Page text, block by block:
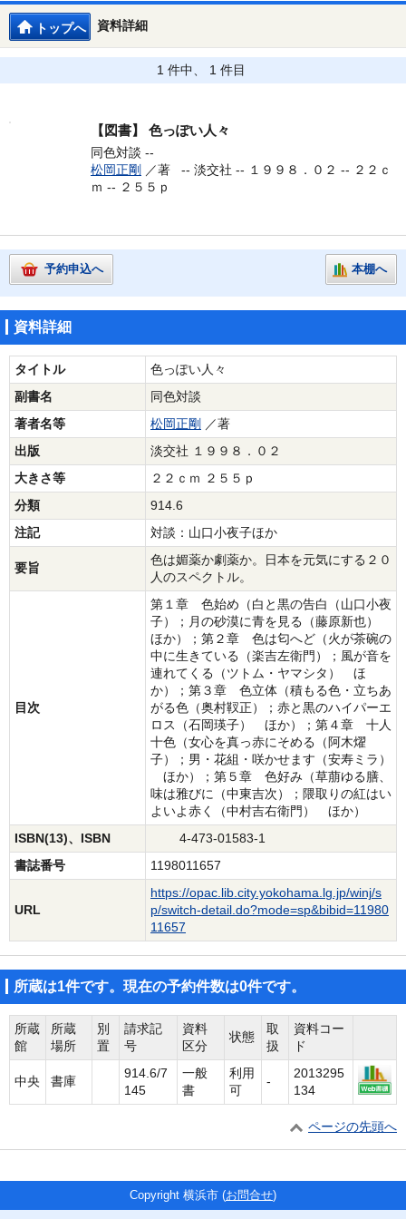
資料詳細
トップへ
1 件中、 1 件目
【図書】 色っぽい人々
同色対談 --
松岡正剛 ／著 -- 淡交社 -- １９９８．０２ -- ２２ｃ
ｍ -- ２５５ｐ
予約申込へ 本棚へ
資料詳細
タイトル
色っぽい人々
副書名
同色対談
著者名等
松岡正剛 ／著
出版
淡交社 １９９８．０２
大きさ等
２２ｃｍ ２５５ｐ
分類
914.6
注記
対談：山口小夜子ほか
要旨
色は媚薬か劇薬か。日本を元気にする２０
人のスペクトル。
目次
第１章 色始め（白と黒の告白（山口小夜
子）；月の砂漠に青を見る（藤原新也）
ほか）；第２章 色は匂へど（火が茶碗の
中に生きている（楽吉左衛門）；風が音を
連れてくる（ツトム・ヤマシタ） ほ
か）；第３章 色立体（積もる色・立ちあ
がる色（奥村靫正）；赤と黒のハイパーエ
ロス（石岡瑛子） ほか）；第４章 十人
十色（女心を真っ赤にそめる（阿木燿
子）；男・花組・咲かせます（安寿ミラ）
ほか）；第５章 色好み（草萠ゆる膳、
味は雅びに（中東吉次）；隈取りの紅はい
よいよ赤く（中村吉右衛門） ほか）
ISBN(13)、ISBN
4-473-01583-1
書誌番号
1198011657
URL
https://opac.lib.city.yokohama.lg.jp/winj/s
p/switch-detail.do?mode=sp&bibid=11980
11657
所蔵は1件です。現在の予約件数は0件です。
所蔵
館
所蔵
場所
別
置
請求記
号
資料
区分
状態
取
扱
資料コー
ド
中央 書庫
914.6/7
145
一般
書
利用
可
-
2013295
134
ページの先頭へ
Copyright 横浜市 (お問合せ)